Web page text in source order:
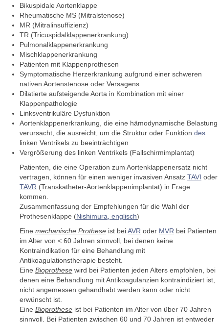
Bikuspidale Aortenklappe
Rheumatische MS (Mitralstenose)
MR (Mitralinsuffizienz)
TR (Tricuspidalklappenerkrankung)
Pulmonalklappenerkrankung
Mischklappenerkrankung
Patienten mit Klappenprothesen
Symptomatische Herzerkrankung aufgrund einer schweren
nativen Aortenstenose oder Versagens
Dilatierte aufsteigende Aorta in Kombination mit einer
Klappenpathologie
Linksventrikuläre Dysfunktion
Aortenklappenerkrankung, die eine hämodynamische Belastung
verursacht, die ausreicht, um die Struktur oder Funktion des
linken Ventrikels zu beeinträchtigen
Vergrößerung des linken Ventrikels (Fallschirmimplantat)
Patienten, die eine Operation zum Aortenklappenersatz nicht
vertragen, können für einen weniger invasiven Ansatz TAVI oder
TAVR (Transkatheter-Aortenklappenimplantat) in Frage
kommen.
Zusammenfassung der Empfehlungen für die Wahl der
Prothesenklappe (Nishimura, englisch)
Eine mechanische Prothese ist beiAVR oder MVR bei Patienten
im Alter von < 60 Jahren sinnvoll, bei denen keine
Kontraindikation für eine Behandlung mit
Antikoagulationstherapie besteht.
Eine Bioprothese wird bei Patienten jeden Alters empfohlen, bei
denen eine Behandlung mit Antikoagulanzien kontraindiziert ist,
nicht angemessen gehandhabt werden kann oder nicht
erwünscht ist.
Eine Bioprothese ist bei Patienten im Alter von über 70 Jahren
sinnvoll. Bei Patienten zwischen 60 und 70 Jahren ist entweder